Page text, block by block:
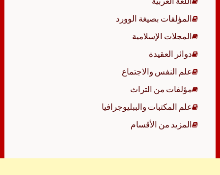
المؤلفات بصيغة الوورد
المجلات الإسلامية
دوائر العقيدة
علم النفس والاجتماع
مؤلفات من التراث
علم المكتبات والببليوجرافيا
المزيد من الأقسام